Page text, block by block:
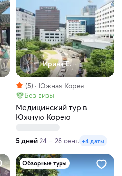
Ирина Е.
(5)
Южная Корея
Без визы
Медицинский тур в
Южную Корею
5 дней 24 – 28 сент. +4 даты
Обзорные туры